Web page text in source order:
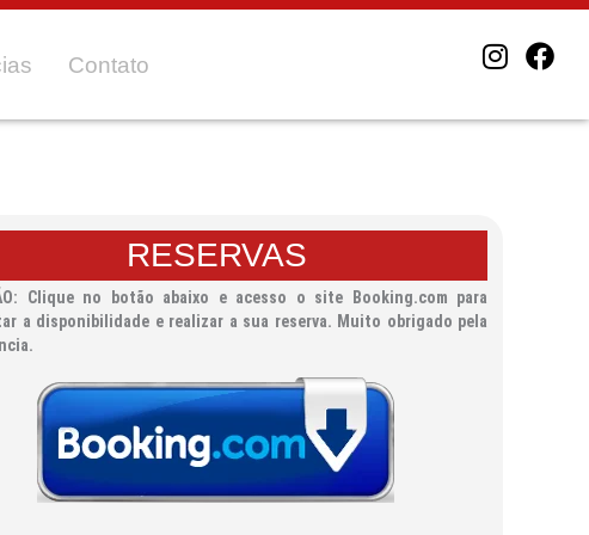
Contato I
n
s
F
c
RESERVAS
Clique no botão abaixo e acesso o site Booking.com para
a disponibilidade e realizar a sua reserva. Muito obrigado pela